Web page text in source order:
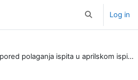
Toggle search
Log in
Raspored polaganja ispita u aprilskom ispitnom roku (oba studijska modela)